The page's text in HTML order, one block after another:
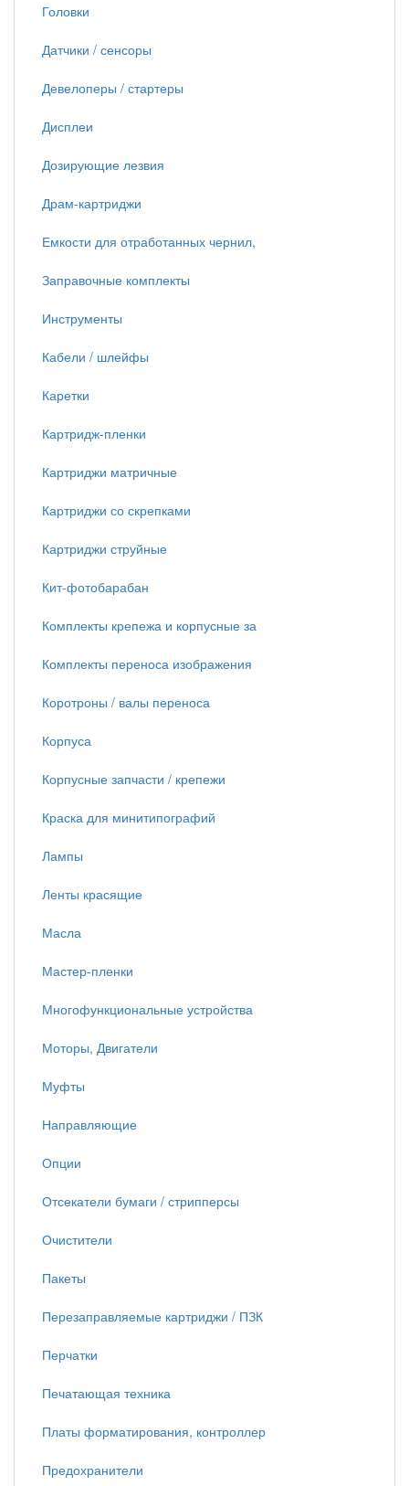
Головки
Датчики / сенсоры
Девелоперы / стартеры
Дисплеи
Дозирующие лезвия
Драм-картриджи
Емкости для отработанных чернил,
Заправочные комплекты
Инструменты
Кабели / шлейфы
Каретки
Картридж-пленки
Картриджи матричные
Картриджи со скрепками
Картриджи струйные
Кит-фотобарабан
Комплекты крепежа и корпусные за
Комплекты переноса изображения
Коротроны / валы переноса
Корпуса
Корпусные запчасти / крепежи
Краска для минитипографий
Лампы
Ленты красящие
Масла
Мастер-пленки
Многофункциональные устройства
Моторы, Двигатели
Муфты
Направляющие
Опции
Отсекатели бумаги / стрипперсы
Очистители
Пакеты
Перезаправляемые картриджи / ПЗК
Перчатки
Печатающая техника
Платы форматирования, контроллер
Предохранители